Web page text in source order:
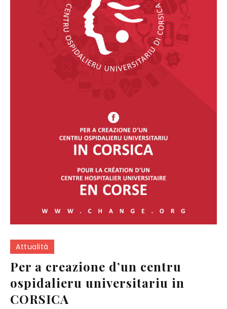
Attualità
Per a creazione d’un centru
ospidalieru universitariu in
CORSICA